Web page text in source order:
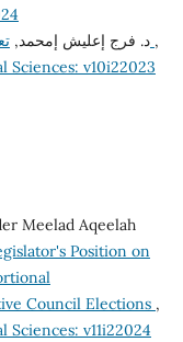
د. فرج إعليش إمحمد,تعليل الأحكام الشرعية وتطبيقاته الفقهية ,
Sciences: v10i22023
Meelad Aqeelah
Position on
Council Elections ,
Sciences: v11i22024